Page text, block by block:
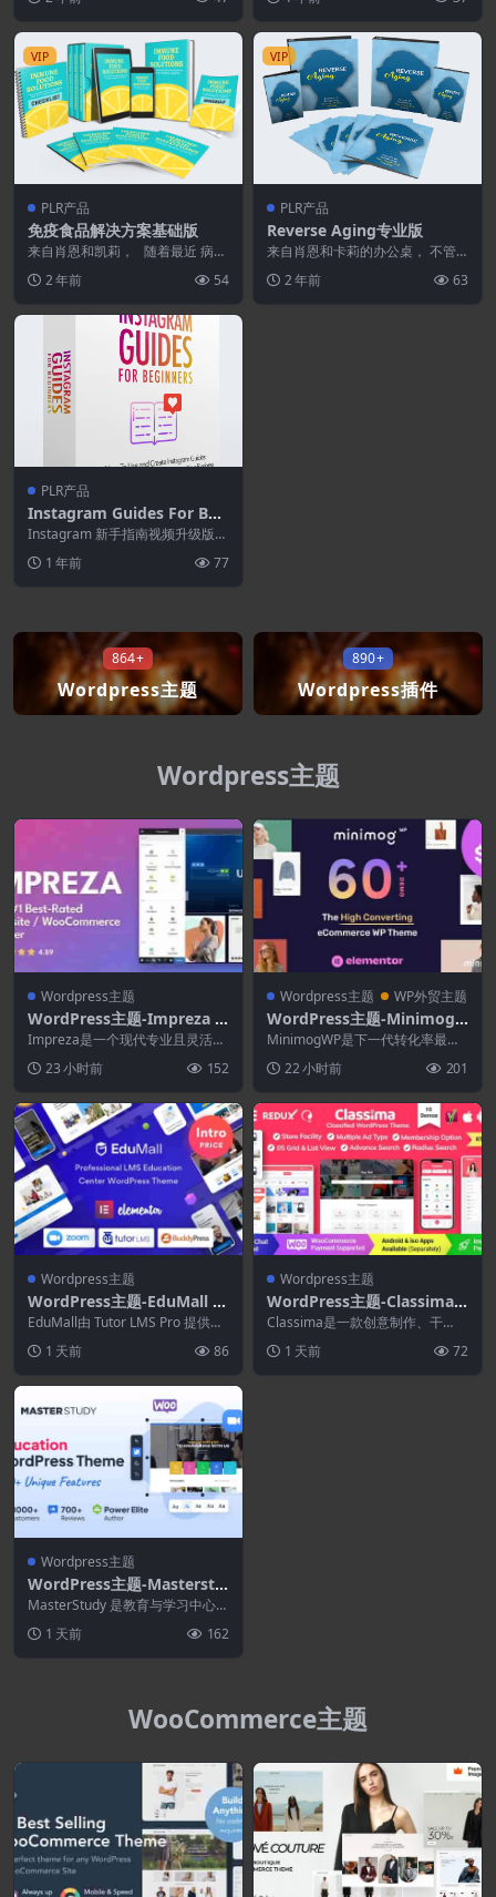
VIP
PLR产品
免疫食品解决方案基础版
来自肖恩和凯莉， 随着最近 病毒
世界几乎每个角...
2 年前 54
VIP
PLR产品
Reverse Aging专业版
来自肖恩和卡莉的办公桌， 不管
意！ – ...
2 年前 63
PLR产品
Instagram Guides For Beg
inners Video Upgrade
Instagram 新手指南视频升级版
是一门必备课程，适合希望掌握 In
sta...1 年前 77
864+
Wordpress主题
890+
Wordpress插件
Wordpress主题
Wordpress主题
WordPress主题-Impreza 9.
1–WordPress网站和WooCo
mmerce编辑器
Impreza是一个现代专业且灵活的
主题，...
23 小时前 152
Wordpress主题 WP外贸主题
WordPress主题-Minimog
WP 4.1.7–高转化率电子商务
WordPress主题
MinimogWP是下一代转化率最高
您几...22 小时前 201
Wordpress主题
WordPress主题-EduMall 4.
7.0–专业LMS教育中心Word
Press主题
EduMall由 Tutor LMS Pro 提供支
1 天前 86
Wordpress主题
WordPress主题-Classima
3.0.0–分类广告WordPress
主题
Classima是一款创意制作、干
Press ...
1 天前 72
Wordpress主题
WordPress主题-Masterstu
dy 4.8.153-教育WordPress
主题
MasterStudy 是教育与学习中心的
最佳 WordPress 主题——适用...
1 天前 162
WooCommerce主题